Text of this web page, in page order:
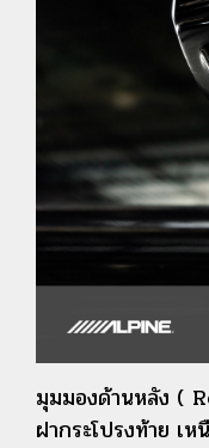
มุมมองด้านหลัง (
ฝากระโปรงท้าย เ